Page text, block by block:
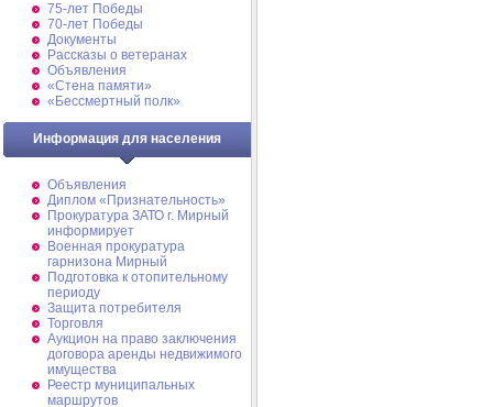
75-лет Победы
70-лет Победы
Документы
Рассказы о ветеранах
Объявления
«Стена памяти»
«Бессмертный полк»
Информация для населения
Объявления
Диплом «Признательность»
Прокуратура ЗАТО г. Мирный
информирует
Военная прокуратура
гарнизона Мирный
Подготовка к отопительному
периоду
Защита потребителя
Торговля
Аукцион на право заключения
договора аренды недвижимого
имущества
Реестр муниципальных
маршрутов